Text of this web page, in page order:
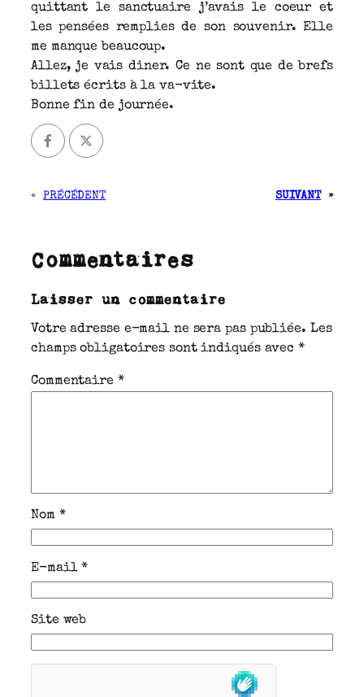
quittant le sanctuaire j’avais le coeur et
les pensées remplies de son souvenir. Elle
me manque beaucoup.
Allez, je vais diner. Ce ne sont que de brefs
billets écrits à la va-vite.
Bonne fin de journée.
« PRÉCÉDENT SUIVANT »
Commentaires
Laisser un commentaire
Votre adresse e-mail ne sera pas publiée. Les
champs obligatoires sont indiqués avec*
Commentaire *
Nom *
E-mail*
Site web